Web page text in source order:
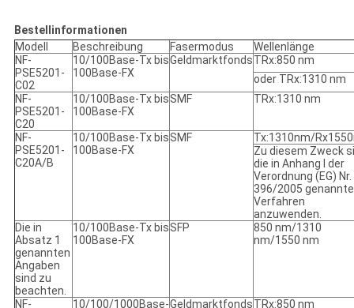
Bestellinformationen
Modell
Beschreibung Fasermodus
Wellenlänge
NF-
PSE5201-
C02
10/100Base-Tx bis
100Base-FX
GeldmarktfondsTRx:850 nm
oder TRx:1310 nm
NF-
PSE5201-
C20
10/100Base-Tx bis
100Base-FX
SMF TRx:1310 nm
NF-
PSE5201-
C20A/B
10/100Base-Tx bis
100Base-FX
SMF
Tx:1310nm/
Zu diesem Zweck
die in Anhang I der
Verordnung (EG) Nr.
396/2005
Verfahren
anzuwenden.
Die in
Absatz 1
genannten
Angaben
sind zu
beachten.
10/100Base-Tx bis
100Base-FX
SFP
850 nm/1310
nm/1550 nm
NF- 10/100/1000Base-GeldmarktfondsTRx:850 nm